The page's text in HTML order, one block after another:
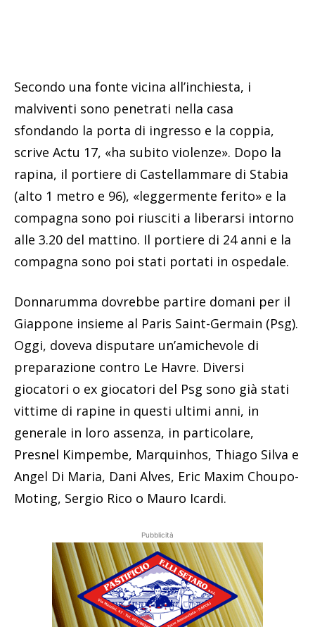
Secondo una fonte vicina all’inchiesta, i
malviventi sono penetrati nella casa
sfondando la porta di ingresso e la coppia,
scrive Actu 17, «ha subito violenze». Dopo la
rapina, il portiere di Castellammare di Stabia
(alto 1 metro e 96), «leggermente ferito» e la
compagna sono poi riusciti a liberarsi intorno
alle 3.20 del mattino. Il portiere di 24 anni e la
compagna sono poi stati portati in ospedale.
Donnarumma dovrebbe partire domani per il
Giappone insieme al Paris Saint-Germain (Psg).
Oggi, doveva disputare un’amichevole di
preparazione contro Le Havre. Diversi
giocatori o ex giocatori del Psg sono già stati
vittime di rapine in questi ultimi anni, in
generale in loro assenza, in particolare,
Presnel Kimpembe, Marquinhos, Thiago Silva e
Angel Di Maria, Dani Alves, Eric Maxim Choupo-
Moting, Sergio Rico o Mauro Icardi.
Pubblicità